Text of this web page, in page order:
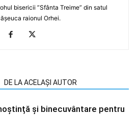
bisericii ”Sfânta Treime” din satul
raionul Orhei.
DE LA ACELAȘI AUTOR
și binecuvântare pentru